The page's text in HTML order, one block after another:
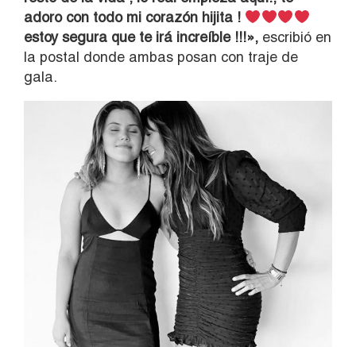
adoro con todo mi corazón hijita !
estoy segura que te irá increíble !!!», escribió en
la postal donde ambas posan con traje de
gala.